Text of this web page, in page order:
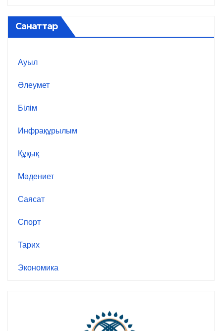
Санаттар
Ауыл
Әлеумет
Білім
Инфрақұрылым
Құқық
Мәдениет
Саясат
Спорт
Тарих
Экономика